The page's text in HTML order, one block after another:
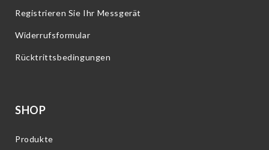
Registrieren Sie Ihr Messgerät
Widerrufsformular
Rücktrittsbedingungen
SHOP
Produkte